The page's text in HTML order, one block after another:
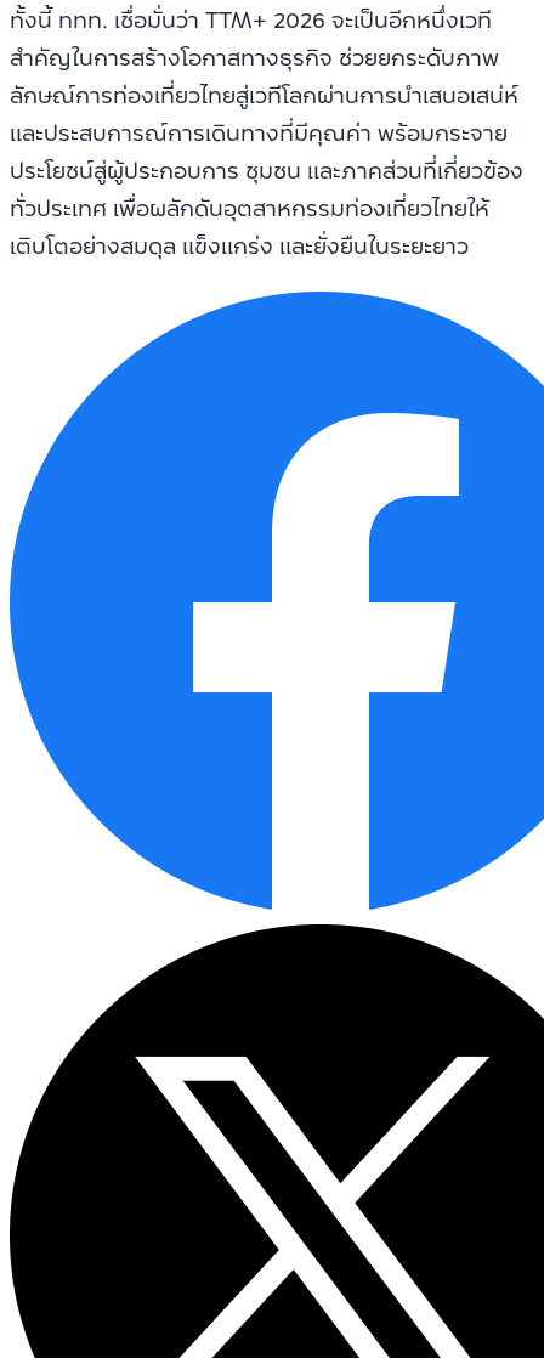
ทั้งนี้ ททท. เชื่อมั่นว่า TTM+ 2026 จะเป็นอีกหนึ่งเวที
สำคัญในการสร้างโอกาสทางธุรกิจ ช่วยยกระดับภาพ
ลักษณ์การท่องเที่ยวไทยสู่เวทีโลกผ่านการนำเสนอเสน่ห์
และประสบการณ์การเดินทางที่มีคุณค่า พร้อมกระจาย
ประโยชน์สู่ผู้ประกอบการ ชุมชน และภาคส่วนที่เกี่ยวข้อง
ทั่วประเทศ เพื่อผลักดันอุตสาหกรรมท่องเที่ยวไทยให้
เติบโตอย่างสมดุล แข็งแกร่ง และยั่งยืนในระยะยาว